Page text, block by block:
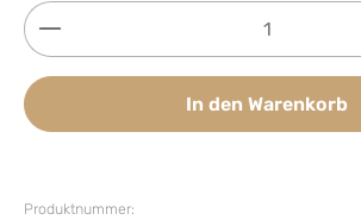
Produkt Anzahl: Gib den
In den Warenkorb
Produktnummer: